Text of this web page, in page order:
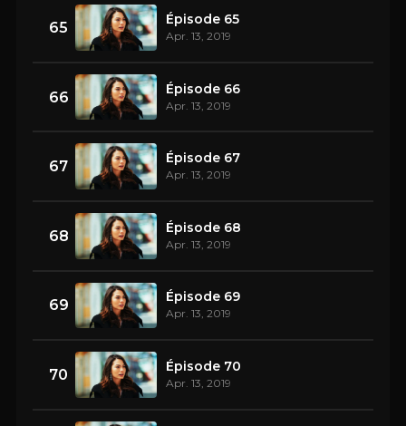
65 Épisode 65
Apr. 13, 2019
66 Épisode 66
Apr. 13, 2019
67 Épisode 67
Apr. 13, 2019
68 Épisode 68
Apr. 13, 2019
69 Épisode 69
Apr. 13, 2019
70 Épisode 70
Apr. 13, 2019